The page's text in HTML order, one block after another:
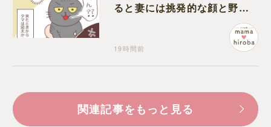
ると妻には挑発的な顔と野太
19時間前
関連記事をもっと見る